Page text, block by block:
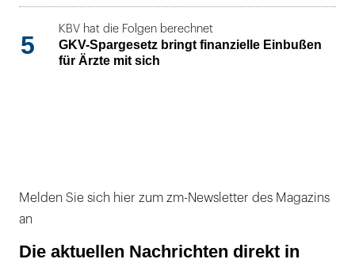
5
KBV hat die Folgen berechnet
GKV-Spargesetz bringt finanzielle Einbußen
für Ärzte mit sich
Melden Sie sich hier zum zm-Newsletter des Magazins
an
Die aktuellen Nachrichten direkt in